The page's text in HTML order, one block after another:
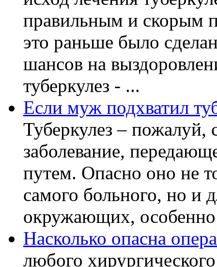
правильным и скорым
это раньше было
шансов на
туберкулез - ...
Если муж подхватил
Туберкулез – пожалуй,
заболевание,
путем. Опасно оно не
самого больного, но и
окружающих, особенно
Насколько опасна
любого